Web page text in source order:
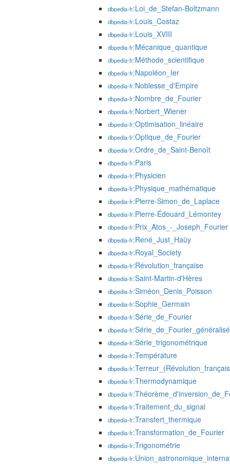
dbpedia-fr:Loi_de_Stefan-Boltzmann
dbpedia-fr:Louis_Costaz
dbpedia-fr:Louis_XVIII
dbpedia-fr:Mécanique_quantique
dbpedia-fr:Méthode_scientifique
dbpedia-fr:Napoléon_Ier
dbpedia-fr:Noblesse_d'Empire
dbpedia-fr:Nombre_de_Fourier
dbpedia-fr:Norbert_Wiener
dbpedia-fr:Optimisation_linéaire
dbpedia-fr:Optique_de_Fourier
dbpedia-fr:Ordre_de_Saint-Benoît
dbpedia-fr:Paris
dbpedia-fr:Physicien
dbpedia-fr:Physique_mathématique
dbpedia-fr:Pierre-Simon_de_Laplace
dbpedia-fr:Pierre-Édouard_Lémontey
dbpedia-fr:Prix_Atos_-_Joseph_Fourier
dbpedia-fr:René_Just_Haüy
dbpedia-fr:Royal_Society
dbpedia-fr:Révolution_française
dbpedia-fr:Saint-Martin-d'Hères
dbpedia-fr:Siméon_Denis_Poisson
dbpedia-fr:Sophie_Germain
dbpedia-fr:Série_de_Fourier
dbpedia-fr
dbpedia-fr:Série_trigonométrique
dbpedia-fr:Température
dbpedia-fr
dbpedia-fr:Thermodynamique
dbpedia-fr
dbpedia-fr:Traitement_du_signal
dbpedia-fr:Transfert_thermique
dbpedia-fr:Transformation_de_Fourier
dbpedia-fr:Trigonométrie
dbpedia-fr